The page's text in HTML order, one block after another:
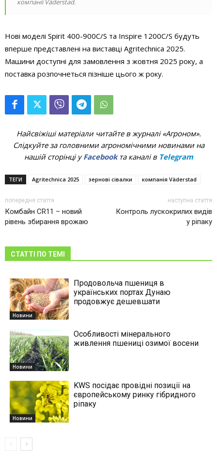
Нові моделі Spirit 400-900C/S та Inspire 1200C/S будуть
вперше представлені на виставці Agritechnica 2025.
Машини доступні для замовлення з жовтня 2025 року, а
поставка розпочнеться пізніше цього ж року.
Найсвіжіші матеріали читайте в журналі «Агроном».
Слідкуйте за головними агрономічними новинами на
нашій сторінці уFacebookта каналі в Telegram
ТЕГИ Agritechnica 2025 зернові сівалки компанія Väderstad
попередня стаття
Комбайн CR11 – новий
рівень збирання врожаю
наступна стаття
Контроль лускокрилих видів
у ріпаку
СТАТТІ ПО ТЕМІ
Новини
Продовольча пшениця в
українських портах Дунаю
продовжує дешевшати
Новини
Особливості мінерального
живлення пшениці озимої восени
Новини
KWS посідає провідні позиції на
європейському ринку гібридного
ріпаку